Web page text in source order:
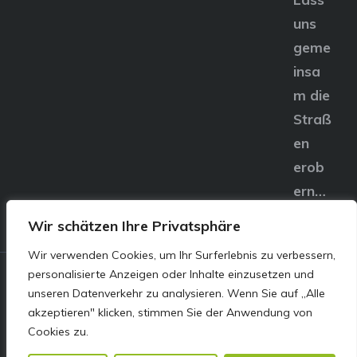
Wir schätzen Ihre Privatsphäre
Wir verwenden Cookies, um Ihr Surferlebnis zu verbessern,
personalisierte Anzeigen oder Inhalte einzusetzen und
unseren Datenverkehr zu analysieren. Wenn Sie auf „Alle
akzeptieren" klicken, stimmen Sie der Anwendung von
Cookies zu.
uns
geme
insa
m die
Straß
en
erob
ern…
© E&S Motors GmbH,
Linzer Straße 83 4240
Freistadt